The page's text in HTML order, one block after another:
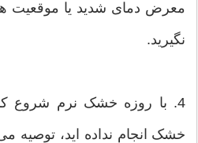
معرض دمای شدید یا موقعیت
نگیرید.
4. با روزه خشک نرم شروع
خشک انجام نداده اید، توصیه